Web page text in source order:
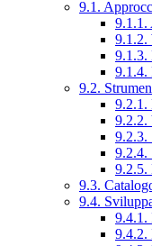
9.1.
9.1.1.
9.1.2.
9.1.3.
9.1.4.
9.2.
9.2.1.
9.2.2.
9.2.3.
9.2.4.
9.2.5.
9.3.
9.4.
9.4.1.
9.4.2.